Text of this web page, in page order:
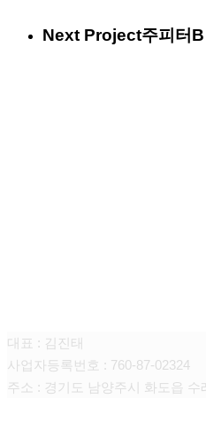
Next Project주피터
대표 : 김진태
사업자등록번호 : 760-87-02324
주소 : 경기도 남양주시 화도읍 수